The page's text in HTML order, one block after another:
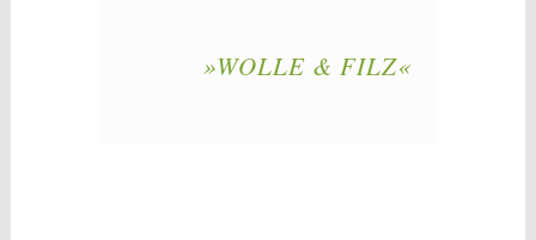
»WOLLE & FILZ«